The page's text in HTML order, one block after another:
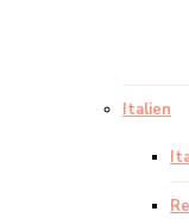
Italien